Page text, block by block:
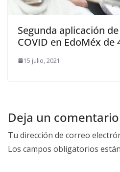
Segunda aplicación
COVID en EdoMéx de
15 julio, 2021
Deja un comentario
Tu dirección de correo
Los campos obligatorios